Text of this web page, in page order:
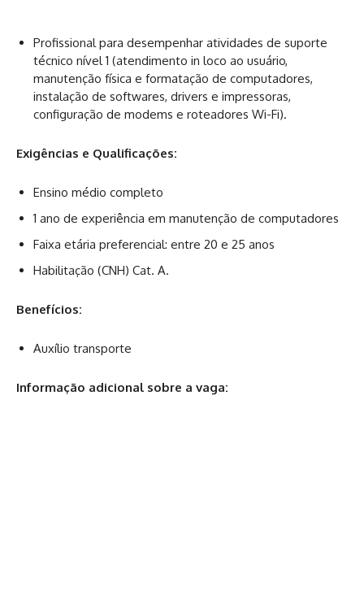
Profissional para desempenhar atividades de suporte
técnico nível 1 (atendimento in loco ao usuário,
manutenção física e formatação de computadores,
instalação de softwares, drivers e impressoras,
configuração de modems e roteadores Wi-Fi).
Exigências e Qualificações:
Ensino médio completo
1 ano de experiência em manutenção de computadores
Faixa etária preferencial: entre 20 e 25 anos
Habilitação (CNH) Cat. A.
Benefícios:
Auxílio transporte
Informação adicional sobre a vaga: